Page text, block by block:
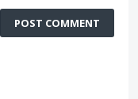
POST COMMENT